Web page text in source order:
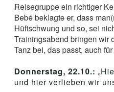
Reisegruppe ein richtiger
Bebé beklagte er, dass
Hüftschwung und so, sei
Trainingsabend bringen wir
Tanz bei, das passt, auch
Donnerstag, 22.10.:
und hier verlieben wir